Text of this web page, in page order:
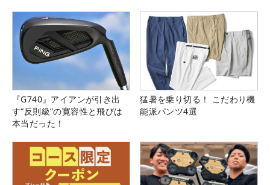
『G740』アイアンが引き出
す“反則級”の寛容性と飛びは
本当だった！
猛暑を乗り切る！ こだわり機
能派パンツ4選